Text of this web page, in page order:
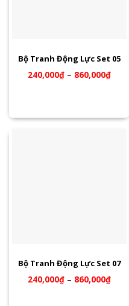
Bộ Tranh Động Lực Set 05
240,000₫– 860,000₫
Bộ Tranh Động Lực Set 07
240,000₫– 860,000₫